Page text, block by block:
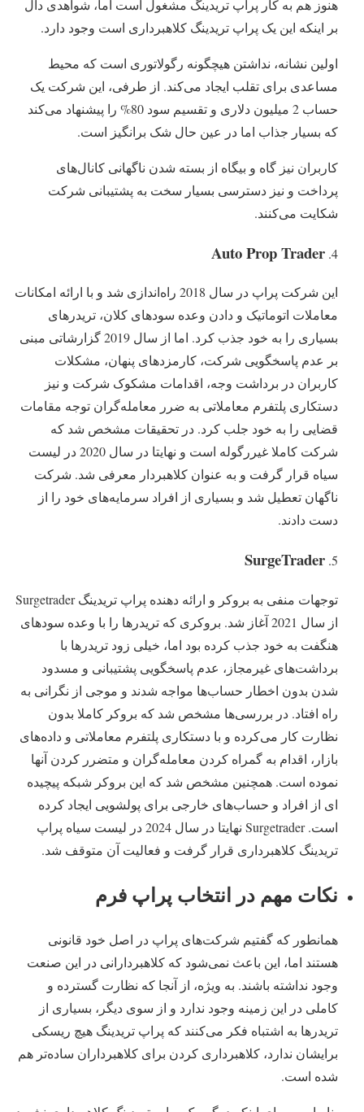
هنوز هم به کار پراپ تریدینگ مشغول است اما، شواهدی دال
بر اینکه این یک پراپ تریدینگ کلاهبرداری است وجود دارد.
اولین نشانه، نداشتن هیچگونه رگولاتوری است که محیط
مساعدی برای تقلب ایجاد می‌کند. از طرفی، این شرکت یک
حساب 2 میلیون دلاری و تقسیم سود 80% را پیشنهاد می‌کند
که بسیار جذاب اما در عین حال شک برانگیز است.
کاربران نیز گاه و بیگاه از بسته شدن ناگهانی کانال‌‌های
پرداخت و نیز دسترسی بسیار سخت به پشتیبانی شرکت
شکایت می‌کنند.
Auto Prop Trader
این شرکت پراپ در سال 2018 راه‌اندازی شد و با ارائه امکانات
معاملات اتوماتیک و دادن وعده سودهای کلان، تریدرهای
بسیاری را به خود جذب کرد. اما از سال 2019 گزارشاتی مبنی
بر عدم پاسخگویی شرکت، کارمزدهای پنهان، مشکلات
کاربران در برداشت وجه، اقدامات مشکوک شرکت و نیز
دستکاری پلتفرم معاملاتی به ضرر ‌‌معامله‌گران توجه مقامات
قضایی را به خود جلب کرد. در تحقیقات مشخص شد که
شرکت کاملا غیررگوله است و نهایتا در سال 2020 در لیست
سیاه قرار گرفت و به عنوان کلاهبردار معرفی شد. شرکت
ناگهان تعطیل شد و بسیاری از افراد سرمایه‌‌های خود را از
دست دادند.
SurgeTrader
توجهات منفی به بروکر و ارائه دهنده پراپ تریدینگ Surgetrader
از سال 2021 آغاز شد. بروکری که تریدرها را با وعده سودهای
هنگفت به خود جذب کرده بود اما، خیلی زود تریدرها با
برداشت‌‌های غیرمجاز، عدم پاسخگویی پشتیبانی و مسدود
شدن بدون اخطار حساب‌ها مواجه شدند و موجی از نگرانی به
راه افتاد. در بررسی‌ها مشخص شد که بروکر کاملا بدون
نظارت کار می‌کرده و با دستکاری پلتفرم معاملاتی و داده‌‌های
بازار، اقدام به گمراه کردن ‌‌معامله‌گران و متضرر کردن آنها
نموده است. همچنین مشخص شد که این بروکر شبکه پیچیده
ای از افراد و حساب‌‌های خارجی برای پولشویی ایجاد کرده
است. Surgetrader نهایتا در سال 2024 در لیست سیاه پراپ
تریدینگ کلاهبرداری قرار گرفت و فعالیت آن متوقف شد.
نکات مهم در انتخاب پراپ فرم
همانطور که گفتیم شرکت‌‌های پراپ در اصل خود قانونی
هستند اما، این باعث نمی‌شود که کلاهبردارانی در این صنعت
وجود نداشته باشند. به ویژه، از آنجا که نظارت گسترده و
کاملی در این زمینه وجود ندارد و از سوی دیگر، بسیاری از
تریدرها به اشتباه فکر می‌کنند که پراپ تریدینگ هیچ ریسکی
برایشان ندارد، کلاهبرداری کردن برای کلاهبرداران ساده‌تر هم
شده است.